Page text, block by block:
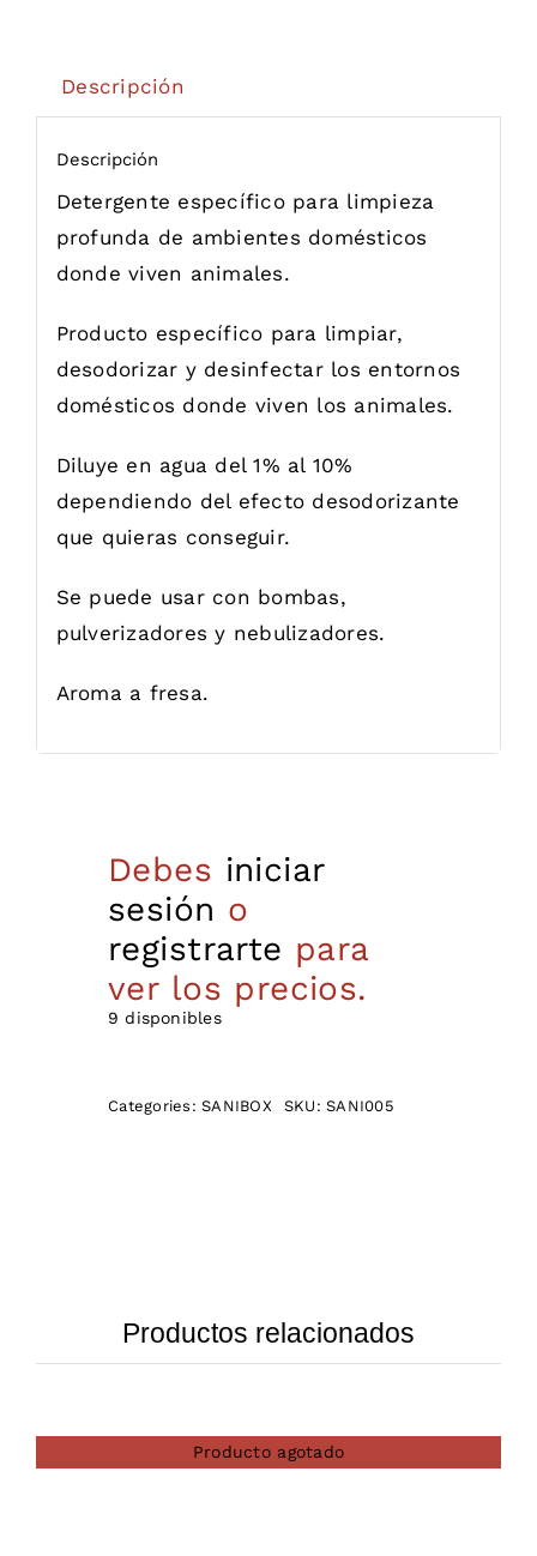
Descripción
Descripción
Detergente específico para limpieza
profunda de ambientes domésticos
donde viven animales.
Producto específico para limpiar,
desodorizar y desinfectar los entornos
domésticos donde viven los animales.
Diluye en agua del 1% al 10%
dependiendo del efecto desodorizante
que quieras conseguir.
Se puede usar con bombas,
pulverizadores y nebulizadores.
Aroma a fresa.
Debes iniciar
sesión o
registrarte para
ver los precios.
9 disponibles
Categories:SANIBOX SKU:SANI005
Productos relacionados
Producto agotado